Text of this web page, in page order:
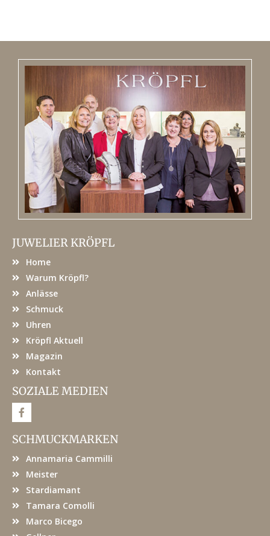
JUWELIER KRÖPFL
Home
Warum Kröpfl?
Anlässe
Schmuck
Uhren
Kröpfl Aktuell
Magazin
Kontakt
SOZIALE MEDIEN
F
a
e
b
o
SCHMUCKMARKEN
Annamaria Cammilli
Meister
Stardiamant
Tamara Comolli
Marco Bicego